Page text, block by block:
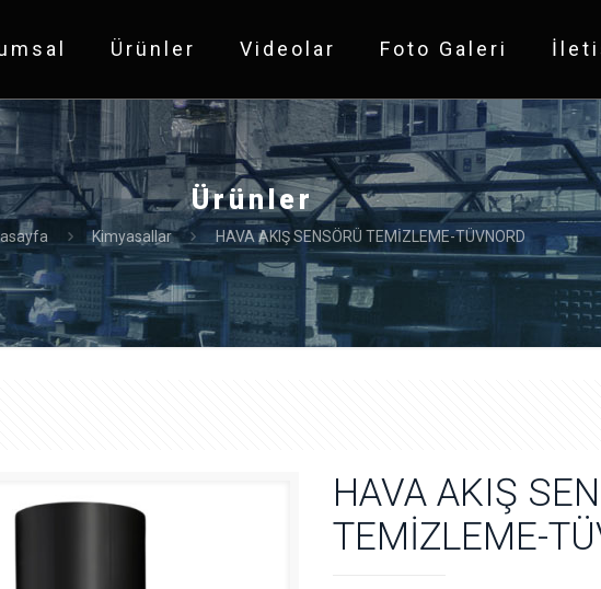
Ürünler Videolar Foto Galeri
Ürünler
Kimyasallar HAVA AKIŞ SENSÖRÜ TEMİZLEME-TÜVNORD
HAVA AKIŞ
TEMİZLEME-